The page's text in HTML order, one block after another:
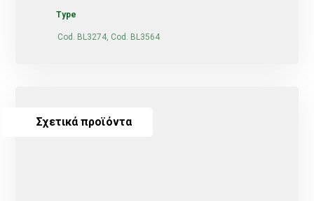
Type
Cod. BL3274, Cod. BL3564
Σχετικά προϊόντα